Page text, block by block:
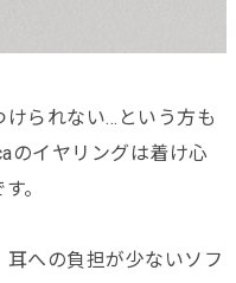
られない...という方も
のイヤリングは着け心
。
への負担が少ないソフ